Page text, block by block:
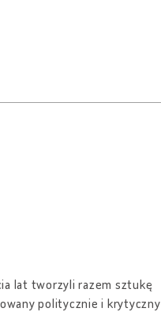
lat tworzyli razem sztukę
politycznie i krytyczny